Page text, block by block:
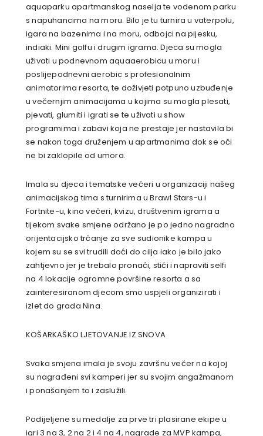
aquaparku apartmanskog naselja te vodenom parku
s napuhancima na moru. Bilo je tu turnira u vaterpolu,
igara na bazenima i na moru, odbojci na pijesku,
indiaki. Mini golfu i drugim igrama. Djeca su mogla
uživati u podnevnom aquaaerobicu u moru i
poslijepodnevni aerobic s profesionalnim
animatorima resorta, te doživjeti potpuno uzbuđenje
u večernjim animacijama u kojima su mogla plesati,
pjevati, glumiti i igrati se te uživati u show
programima i zabavi koja ne prestaje jer nastavila bi
se nakon toga druženjem u apartmanima dok se oči
ne bi zaklopile od umora.
Imala su djeca i tematske večeri u organizaciji našeg
animacijskog tima s turnirima u Brawl Stars-u i
Fortnite-u, kino večeri, kvizu, društvenim igrama a
tijekom svake smjene održano je po jedno nagradno
orijentacijsko trčanje za sve sudionike kampa u
kojem su se svi trudili doći do cilja iako je bilo jako
zahtjevno jer je trebalo pronaći, stići i napraviti selfi
na 4 lokacije ogromne površine resorta a sa
zainteresiranom djecom smo uspjeli organizirati i
izlet do grada Nina.
KOŠARKAŠKO LJETOVANJE IZ SNOVA
Svaka smjena imala je svoju završnu večer na kojoj
su nagrađeni svi kamperi jer su svojim angažmanom
i ponašanjem to i zaslužili.
Podijeljene su medalje za prve tri plasirane ekipe u
igri 3 na 3, 2 na 2 i 4 na 4, nagrade za MVP kampa,